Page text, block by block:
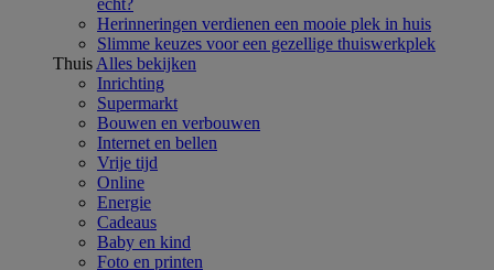
écht?
Herinneringen verdienen een mooie plek in huis
Slimme keuzes voor een gezellige thuiswerkplek
Thuis Alles bekijken
Inrichting
Supermarkt
Bouwen en verbouwen
Internet en bellen
Vrije tijd
Online
Energie
Cadeaus
Baby en kind
Foto en printen